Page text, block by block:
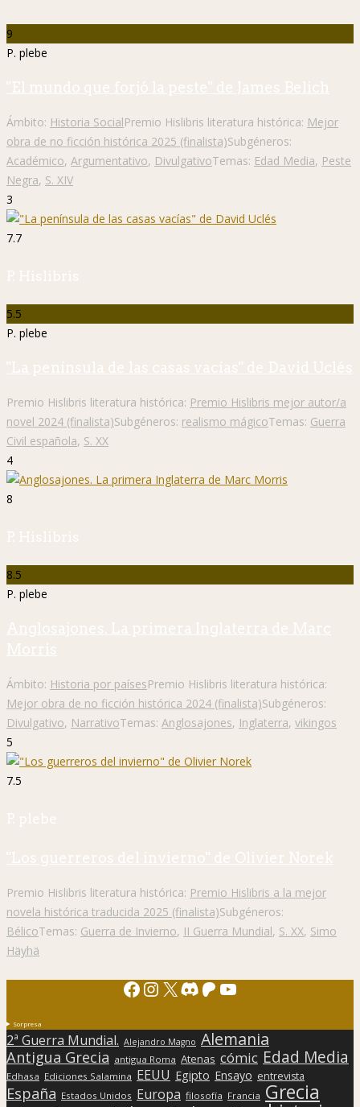
9
P. plebe
"El mundo que forjó la peste" de James Belich
Ámbito: Historia SocialPremio Hislibris literatura histórica: Mejor
obra de no ficción histórica 2025 (finalista)Subgéneros:
Académico, Argumentativo, DivulgativoTemas: Edad Media, Peste
Negra, S. XIV
3
7.7
P. Hislibris
5.5
P. plebe
"La península de las casas vacías" de David Uclés
Premio Hislibris literatura histórica: Premio Hislibris mejor autor/a
novel 2024 (finalista)Subgéneros: realismo mágicoTemas: Guerra
Civil española, S. XX
4
8
P. Hislibris
8.5
P. plebe
Anglosajones. La primera Inglaterra de Marc
Morris
Ámbito: Historia por paísesPremio Hislibris literatura histórica:
Mejor obra de no ficción histórica 2024 (finalista)Subgéneros:
Divulgativo, NarrativoTemas: Anglosajones, Inglaterra, vikingos
5
7.5
P. plebe
"Los guerreros del invierno" de Olivier Norek
Premio Hislibris literatura histórica: Premio Hislibris a la mejor
novela histórica traducida 2025 (finalista)Subgéneros:
BélicoTemas: Guerra de Invierno, II Guerra Mundial, S. XX, Simo
Häyhä
Facebook
Instagram
X Discord
Patreon
YouTube
Sorpresa
2ª Guerra Mundial. Alejandro Magno Alemania
Antigua Grecia antigua Roma Atenas cómic Edad Media
Edhasa Ediciones Salamina EEUU Egipto Ensayo entrevista
España Estados Unidos Europa filosofía Francia Grecia